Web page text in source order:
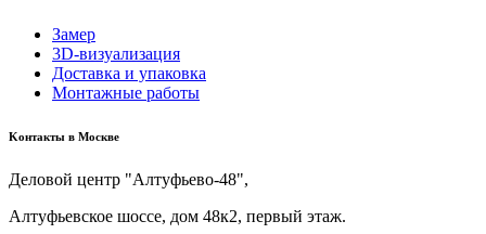
Замер
3D-визуализация
Доставка и упаковка
Монтажные работы
Kонтакты в Москве
Деловой центр "Алтуфьево-48",
Алтуфьевское шоссе, дом 48к2, первый этаж.